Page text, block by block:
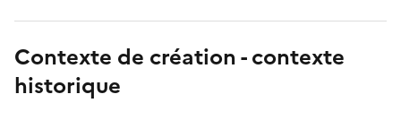
Contexte de création - contexte
historique